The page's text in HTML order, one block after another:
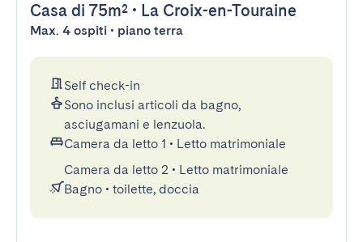
Casa di 75m² • La Croix-en-Touraine
Max. 4 ospiti • piano terra
Self check-in
Sono inclusi articoli da bagno,
asciugamani e lenzuola.
Camera da letto 1 • Letto matrimoniale
Camera da letto 2 • Letto matrimoniale
Bagno • toilette, doccia